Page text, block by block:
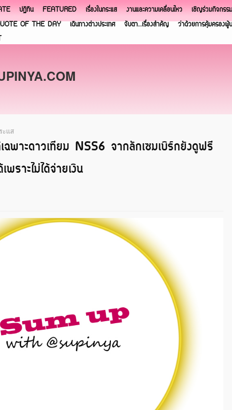
ปฏิทิน FEATURED เรื่องในกระแส งานและความเคลื่อนไหว เชิญร่วมกิจกรรม
OF THE DAY เดินทางต่างประเทศ จับตา…เรื่องสำคัญ ว่าด้วยการคุ้มครองผู้
ะแส
พาะดาวเทียม NSS6 จากลักเซมเบิร์กยังดูฟรี
ราะไม่ได้จ่ายเงิน